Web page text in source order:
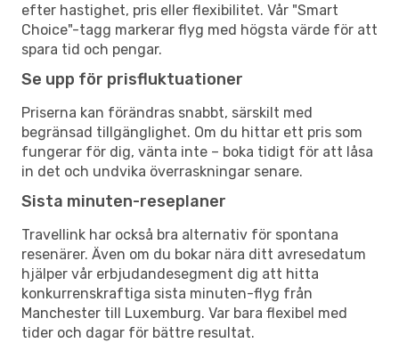
efter hastighet, pris eller flexibilitet. Vår "Smart
Choice"-tagg markerar flyg med högsta värde för att
spara tid och pengar.
Se upp för prisfluktuationer
Priserna kan förändras snabbt, särskilt med
begränsad tillgänglighet. Om du hittar ett pris som
fungerar för dig, vänta inte – boka tidigt för att låsa
in det och undvika överraskningar senare.
Sista minuten-reseplaner
Travellink har också bra alternativ för spontana
resenärer. Även om du bokar nära ditt avresedatum
hjälper vår erbjudandesegment dig att hitta
konkurrenskraftiga sista minuten-flyg från
Manchester till Luxemburg. Var bara flexibel med
tider och dagar för bättre resultat.